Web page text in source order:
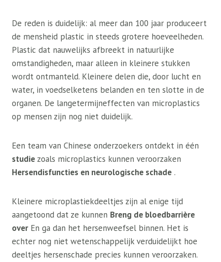
De reden is duidelijk: al meer dan 100 jaar produceert
de mensheid plastic in steeds grotere hoeveelheden.
Plastic dat nauwelijks afbreekt in natuurlijke
omstandigheden, maar alleen in kleinere stukken
wordt ontmanteld. Kleinere delen die, door lucht en
water, in voedselketens belanden en ten slotte in de
organen. De langetermijneffecten van microplastics
op mensen zijn nog niet duidelijk.
Een team van Chinese onderzoekers ontdekt in één
studie zoals microplastics kunnen veroorzaken
Hersendisfuncties en neurologische schade .
Kleinere microplastiekdeeltjes zijn al enige tijd
aangetoond dat ze kunnen Breng de bloedbarrière
over En ga dan het hersenweefsel binnen. Het is
echter nog niet wetenschappelijk verduidelijkt hoe
deeltjes hersenschade precies kunnen veroorzaken.